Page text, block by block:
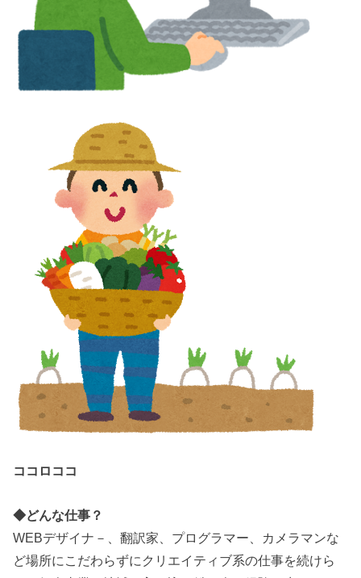
ココロココ
◆どんな仕事？
WEBデザイナ－、翻訳家、プログラマー、カメラマンな
ど場所にこだわらずにクリエイティブ系の仕事を続けら